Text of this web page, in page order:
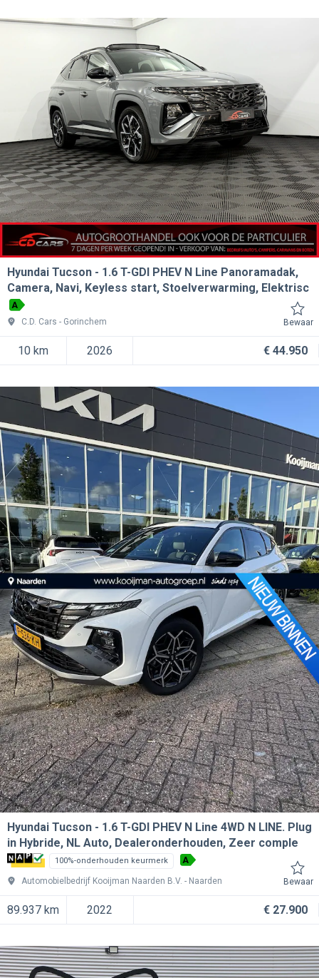
Hyundai Tucson
1.6 T-GDI PHEV N Line Panoramadak,
Camera, Navi, Keyless start, Stoelverwarming, Elektrisc
A
C.D. Cars
Gorinchem Bewaar
10 km 2026 € 44.950
Hyundai Tucson
1.6 T-GDI PHEV N Line 4WD N LINE. Plug
in Hybride, NL Auto, Dealeronderhouden, Zeer comple
100%-onderhouden keurmerk A
Automobielbedrijf Kooijman Naarden B.V. Naarden Bewaar
89.937 km 2022 € 27.900